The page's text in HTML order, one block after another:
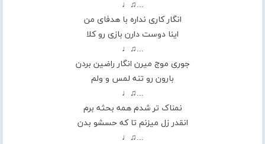
...♫♩
انگار کاری نداره با هدفای من
اینا دوست دارن بازی رو کلا
...♫♩
جوری موج میرن انگار راضین بردن
بارون رو تنه لمس و ولم
...♫♩
نمناک تر شدم همه بحثه برم
انقدر زل میزنم تا که حسشو بدن
...♫♩